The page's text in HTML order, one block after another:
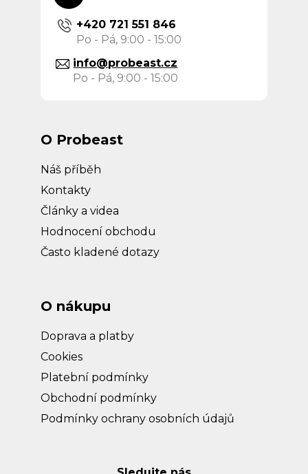
info@probeast.cz
+420 721 551 846
O Probeast
Náš příběh
Kontakty
Články a videa
Hodnocení obchodu
Často kladené dotazy
O nákupu
Doprava a platby
Cookies
Platební podmínky
Obchodní podmínky
Podmínky ochrany osobních údajů